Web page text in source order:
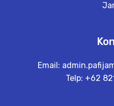
Email:
Telp: +62